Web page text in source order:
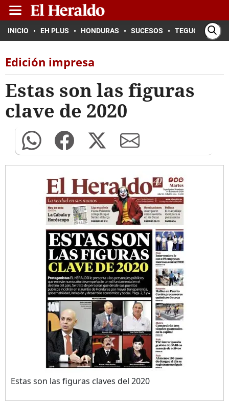
INICIO EH PLUS HONDURAS SUCESOS TEGUCIGALPA
Edición impresa
Estas son las figuras
clave de 2020
Estas son las figuras claves del 2020